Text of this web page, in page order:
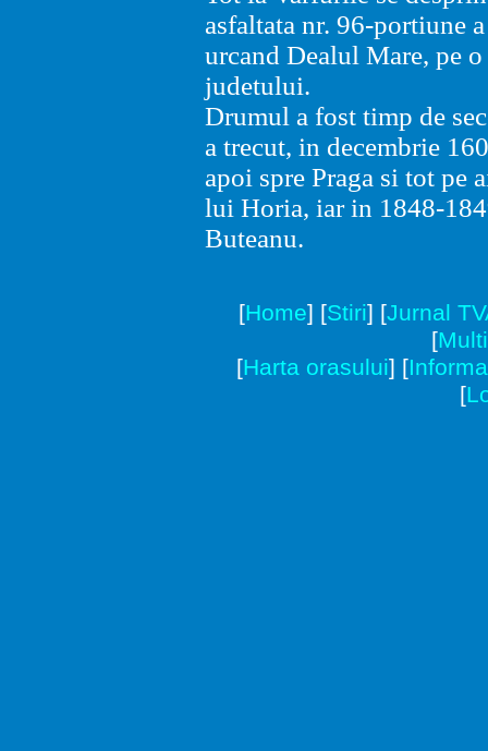
asfaltata nr. 96-portiune
urcand Dealul Mare, pe
judetului.
Drumul a fost timp de
a trecut, in decembrie
apoi spre Praga si tot pe
lui Horia, iar in 1848-
Buteanu.
[Home] [Stiri] [Jurnal
[
[Harta orasului] [
[